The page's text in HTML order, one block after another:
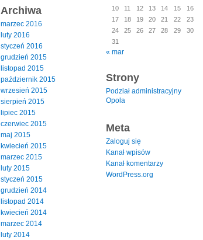
Archiwa
marzec 2016
luty 2016
styczeń 2016
grudzień 2015
listopad 2015
październik 2015
wrzesień 2015
sierpień 2015
lipiec 2015
czerwiec 2015
maj 2015
kwiecień 2015
marzec 2015
luty 2015
styczeń 2015
grudzień 2014
listopad 2014
kwiecień 2014
marzec 2014
luty 2014
10
11 12 13 14 15
16
17
18 19 20 21 22
23
24
25 26 27 28 29
30
31
« mar
Strony
Podział administracyjny
Opola
Meta
Zaloguj się
Kanał wpisów
Kanał komentarzy
WordPress.org